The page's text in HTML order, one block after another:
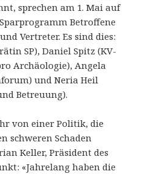
sprechen am 1. Mai auf
Betroffene
Vertreter. Es sind dies:
SP), Daniel Spitz (KV-
Archäologie), Angela
und Neria Heil
Betreuung).
von einer Politik, die
schweren Schaden
Keller, Präsident des
«Jahrelang haben die